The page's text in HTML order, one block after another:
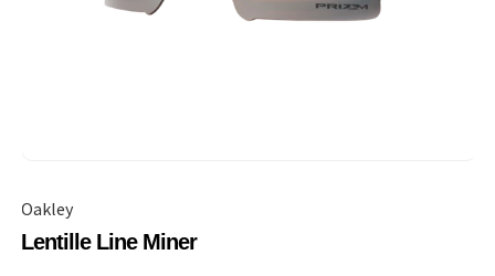
Oakley
Lentille Line Miner